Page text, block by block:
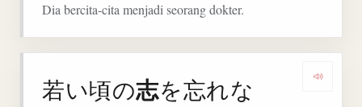
Dia bercita-cita menjadi seorang dokter.
若い頃の志を忘れな